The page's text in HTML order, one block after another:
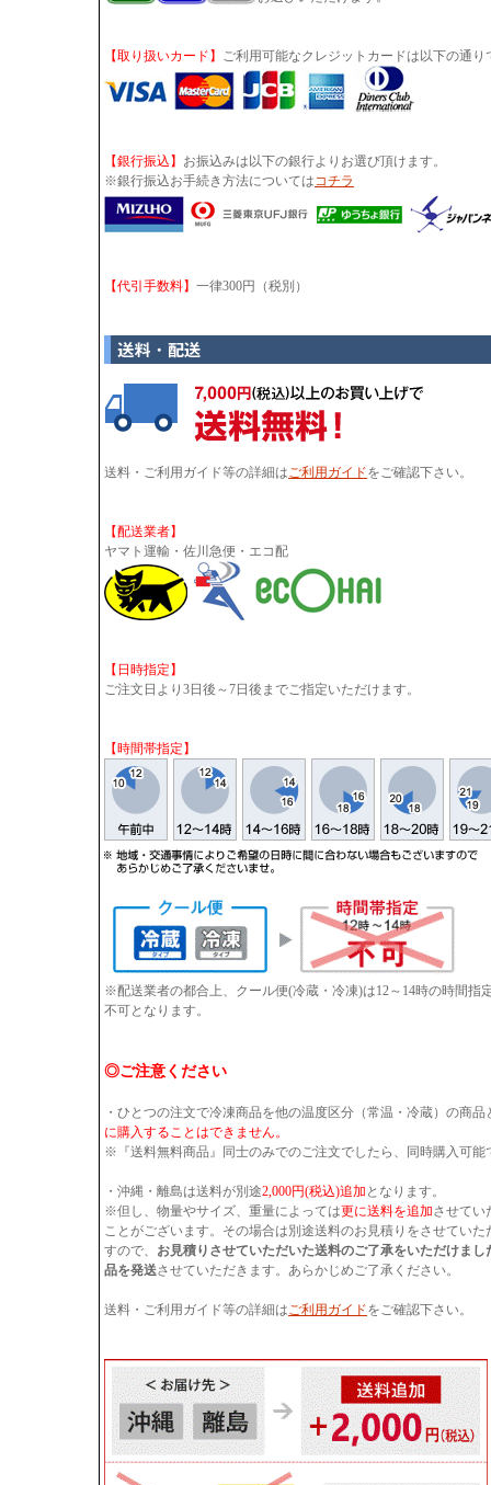
【取り扱いカード】 ご利用可能なクレジットカードは以下の通り
【銀行振込】 お振込みは以下の銀行よりお選び頂けます。
※銀行振込お手続き方法についてはコチラ
【代引手数料】 一律300円（税別）
送料・ご利用ガイド等の詳細はご利用ガイドをご確認下さい。
【配送業者】
ヤマト運輸・佐川急便・エコ配
【日時指定】
ご注文日より3日後～7日後までご指定いただけます。
【時間帯指定】
※配送業者の都合上、クール便(冷蔵・冷凍)は12～14時の時間
不可となります。
◎ご注意ください
・ひとつの注文で冷凍商品を他の温度区分（常温・冷蔵）の商品
に購入することはできません。
※『送料無料商品』同士のみでのご注文でしたら、同時購入可能
・沖縄・離島は送料が別途2,000円(税込)追加 となります。
※但し、物量やサイズ、重量によっては更に送料を追加させてい
ことがございます。その場合は別途送料のお見積りをさせていた
すので、 お見積りさせていただいた送料のご了承をいただけまし
品を発送させていただきます。あらかじめご了承ください。
送料・ご利用ガイド等の詳細はご利用ガイドをご確認下さい。